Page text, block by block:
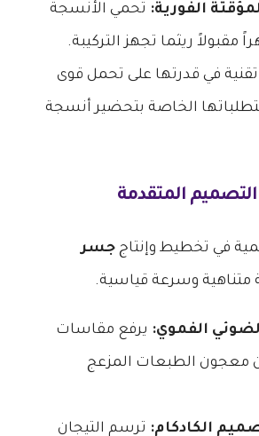
الفورية: تحمي الأنسجة
مقبولاً ريثما تجهز التركيبة.
في قدرتها على تحمل قوى
الخاصة بتحضير أنسجة
التصميم المتقدمة
في تخطيط وإنتاج جسر
متناهية وسرعة قياسية.
الفموي: يرفع مقاسات
معجون الطبعات المزعج
الكادكام: ترسم التيجان